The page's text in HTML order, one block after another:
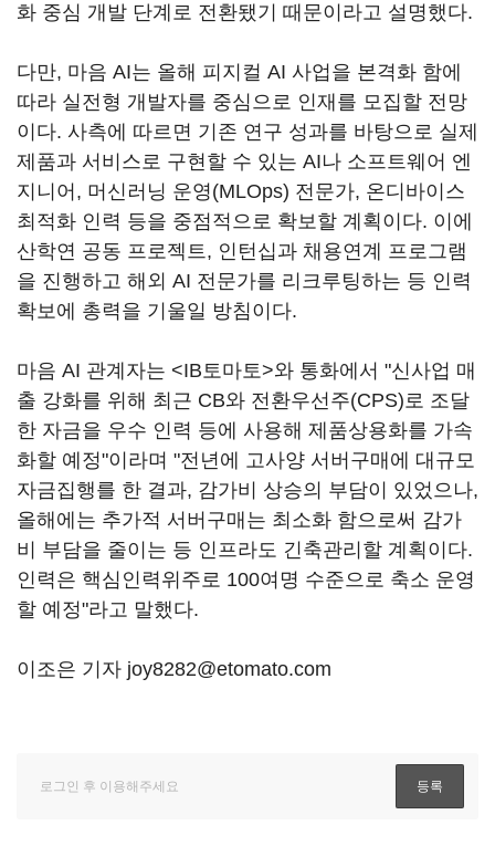
화 중심 개발 단계로 전환됐기 때문이라고 설명했다.
다만, 마음 AI는 올해 피지컬 AI 사업을 본격화 함에
따라 실전형 개발자를 중심으로 인재를 모집할 전망
이다. 사측에 따르면 기존 연구 성과를 바탕으로 실제
제품과 서비스로 구현할 수 있는 AI나 소프트웨어 엔
지니어, 머신러닝 운영(MLOps) 전문가, 온디바이스
최적화 인력 등을 중점적으로 확보할 계획이다. 이에
산학연 공동 프로젝트, 인턴십과 채용연계 프로그램
을 진행하고 해외 AI 전문가를 리크루팅하는 등 인력
확보에 총력을 기울일 방침이다.
마음 AI 관계자는 <IB토마토>와 통화에서 "신사업 매
출 강화를 위해 최근 CB와 전환우선주(CPS)로 조달
한 자금을 우수 인력 등에 사용해 제품상용화를 가속
화할 예정"이라며 "전년에 고사양 서버구매에 대규모
자금집행를 한 결과, 감가비 상승의 부담이 있었으나,
올해에는 추가적 서버구매는 최소화 함으로써 감가
비 부담을 줄이는 등 인프라도 긴축관리할 계획이다.
인력은 핵심인력위주로 100여명 수준으로 축소 운영
할 예정"라고 말했다.
이조은 기자 joy8282@etomato.com